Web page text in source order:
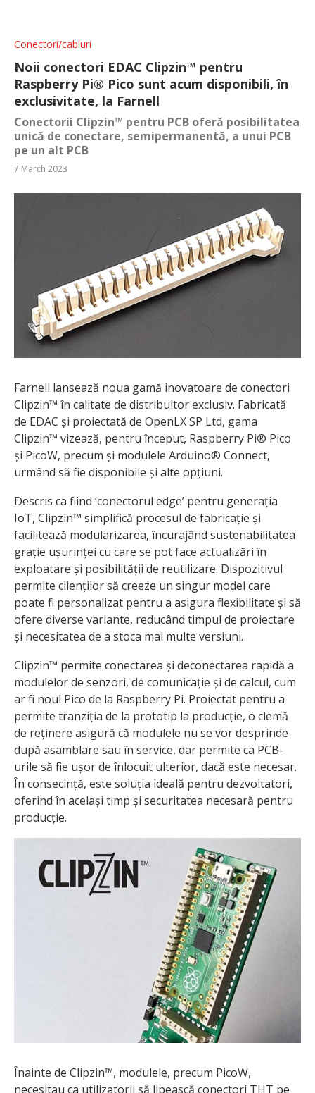
Conectori/cabluri
Noii conectori EDAC Clipzin™ pentru
Raspberry Pi® Pico sunt acum disponibili, în
exclusivitate, la Farnell
Conectorii Clipzin™ pentru PCB oferă posibilitatea
unică de conectare, semipermanentă, a unui PCB
pe un alt PCB
7 March 2023
Farnell lansează noua gamă inovatoare de conectori
Clipzin™ în calitate de distribuitor exclusiv. Fabricată
de EDAC și proiectată de OpenLX SP Ltd, gama
Clipzin™ vizează, pentru început, Raspberry Pi® Pico
și PicoW, precum și modulele Arduino® Connect,
urmând să fie disponibile și alte opțiuni.
Descris ca fiind ‘conectorul edge’ pentru generația
IoT, Clipzin™ simplifică procesul de fabricație și
facilitează modularizarea, încurajând sustenabilitatea
grație ușurinței cu care se pot face actualizări în
exploatare și posibilității de reutilizare. Dispozitivul
permite clienților să creeze un singur model care
poate fi personalizat pentru a asigura flexibilitate și să
ofere diverse variante, reducând timpul de proiectare
și necesitatea de a stoca mai multe versiuni.
Clipzin™ permite conectarea și deconectarea rapidă a
modulelor de senzori, de comunicație și de calcul, cum
ar fi noul Pico de la Raspberry Pi. Proiectat pentru a
permite tranziția de la prototip la producție, o clemă
de reținere asigură că modulele nu se vor desprinde
după asamblare sau în service, dar permite ca PCB-
urile să fie ușor de înlocuit ulterior, dacă este necesar.
În consecință, este soluția ideală pentru dezvoltatori,
oferind în același timp și securitatea necesară pentru
producție.
Înainte de Clipzin™, modulele, precum PicoW,
necesitau ca utilizatorii să lipească conectori THT pe